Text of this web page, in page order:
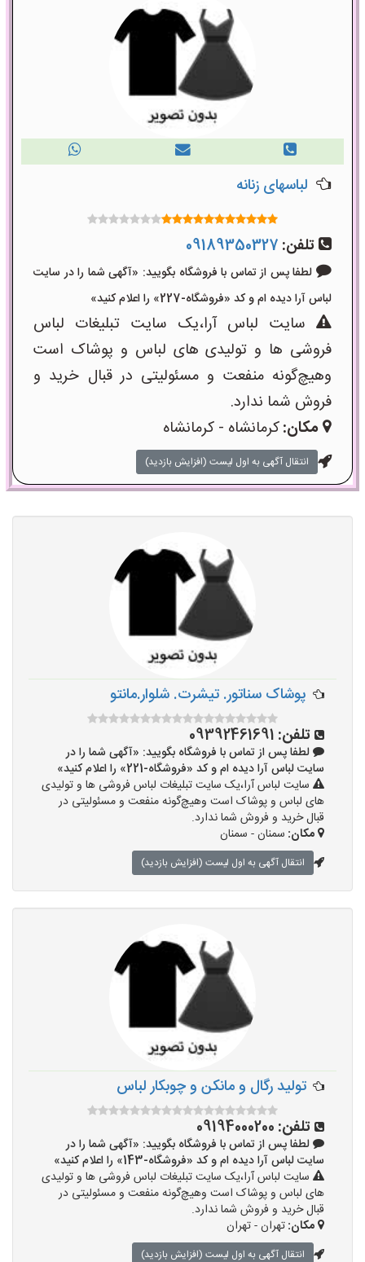
لباسهای زنانه
تلفن: 09189350327
لطفا پس از تماس با فروشگاه بگویید: «آگهی شما را در سایت
لباس آرا دیده ام و کد «فروشگاه-227» را اعلام کنید»
سایت لباس آرا،یک سایت تبلیغات لباس
فروشی ها و تولیدی های لباس و پوشاک است
وهیچ‌گونه منفعت و مسئولیتی در قبال خرید و
فروش شما ندارد.
مکان:کرمانشاه - کرمانشاه
انتقال آگهی به اول لیست (افزایش بازدید)
پوشاک سناتور. تیشرت. شلوار.مانتو
تلفن: 09392461691
لطفا پس از تماس با فروشگاه بگویید: «آگهی شما را در
سایت لباس آرا دیده ام و کد «فروشگاه-221» را اعلام کنید»
سایت لباس آرا،یک سایت تبلیغات لباس فروشی ها و تولیدی
های لباس و پوشاک است وهیچ‌گونه منفعت و مسئولیتی در
قبال خرید و فروش شما ندارد.
مکان: سمنان - سمنان
انتقال آگهی به اول لیست (افزایش بازدید)
تولید رگال و مانکن و چوبکار لباس
تلفن: 09194000200
لطفا پس از تماس با فروشگاه بگویید: «آگهی شما را در
سایت لباس آرا دیده ام و کد «فروشگاه-143» را اعلام کنید»
سایت لباس آرا،یک سایت تبلیغات لباس فروشی ها و تولیدی
های لباس و پوشاک است وهیچ‌گونه منفعت و مسئولیتی در
قبال خرید و فروش شما ندارد.
مکان:تهران - تهران
انتقال آگهی به اول لیست (افزایش بازدید)